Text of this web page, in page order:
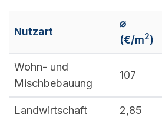
Nutzart
⌀
(€/m2)
Wohn- und
Mischbebauung
107
Landwirtschaft 2,85